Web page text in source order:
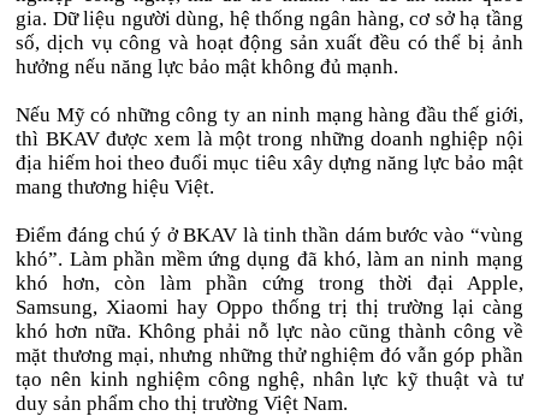
gia. Dữ liệu người dùng, hệ thống ngân hàng, cơ sở hạ tầng
số, dịch vụ công và hoạt động sản xuất đều có thể bị ảnh
hưởng nếu năng lực bảo mật không đủ mạnh.
Nếu Mỹ có những công ty an ninh mạng hàng đầu thế giới,
thì BKAV được xem là một trong những doanh nghiệp nội
địa hiếm hoi theo đuổi mục tiêu xây dựng năng lực bảo mật
mang thương hiệu Việt.
Điểm đáng chú ý ở BKAV là tinh thần dám bước vào “vùng
khó”. Làm phần mềm ứng dụng đã khó, làm an ninh mạng
khó hơn, còn làm phần cứng trong thời đại Apple,
Samsung, Xiaomi hay Oppo thống trị thị trường lại càng
khó hơn nữa. Không phải nỗ lực nào cũng thành công về
mặt thương mại, nhưng những thử nghiệm đó vẫn góp phần
tạo nên kinh nghiệm công nghệ, nhân lực kỹ thuật và tư
duy sản phẩm cho thị trường Việt Nam.